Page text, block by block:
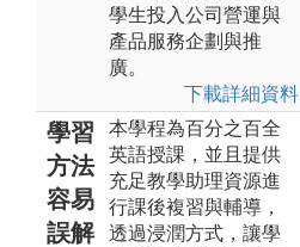
學生投入公司營運與
產品服務企劃與推
廣。
下載詳細資料
學習
方法
容易
誤解
本學程為百分之百全
英語授課，並且提供
充足教學助理資源進
行課後複習與輔導，
透過浸潤方式，讓學